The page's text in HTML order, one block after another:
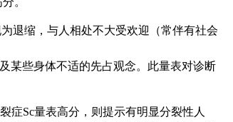
退缩，与人相处不大受欢迎（常伴有社会
某些身体不适的先占观念。此量表对诊断
症Sc量表高分，则提示有明显分裂性人